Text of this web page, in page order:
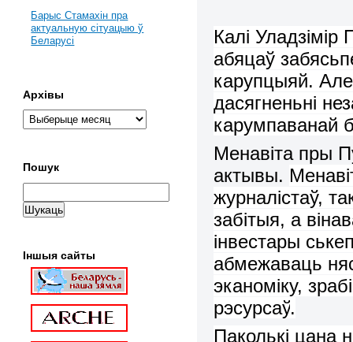
Калі
абяцаў
карупцыяй.
дасягненьні
карумпаванай
Менавіта пры
актывы.
журналістаў,
забітыя, а
інвестары сь
абмежаваць
эканоміку,
рэсурсаў.
Паколькі цана
Барыс Стамахін пра
актуальную сітуацыю ў
Беларусі
Архівы
Пошук
Іншыя сайты